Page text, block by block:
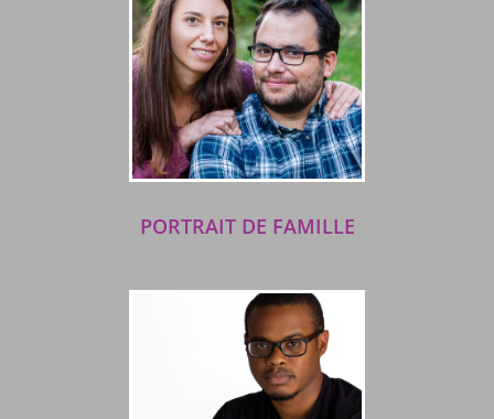
PORTRAIT DE FAMILLE